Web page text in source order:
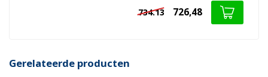
734.13 726,48
Gerelateerde producten